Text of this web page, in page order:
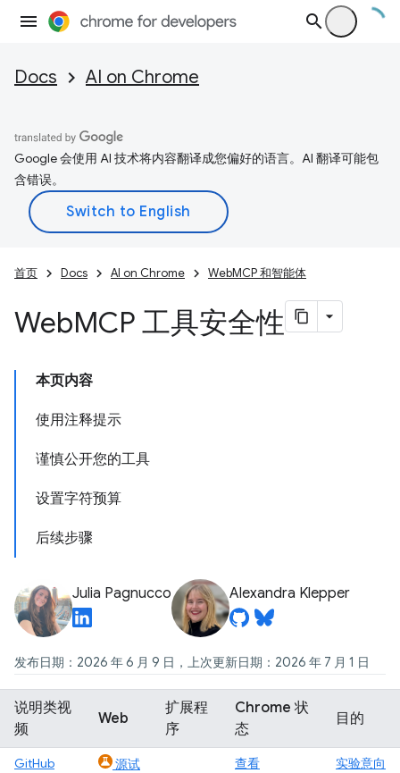
Docs AI on Chrome
Google 会使用 AI 技术将内容翻译成您偏好的语言。AI 翻译可能包
含错误。
首页 Docs AI on Chrome WebMCP 和智能体
WebMCP 工具安全性
本页内容
使用注释提示
谨慎公开您的工具
设置字符预算
后续步骤
Julia Pagnucco Alexandra Klepper
发布日期：2026 年 6 月 9 日，上次更新日期：2026 年 7 月 1 日
说明类视
频
Web
扩展程
序
Chrome 状
态
目的
GitHub
源试
查看 实验意向